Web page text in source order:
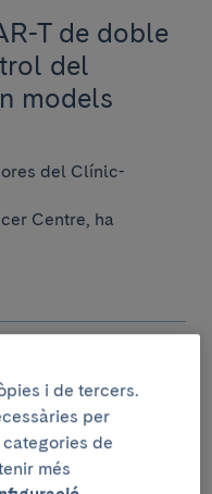
T de doble
del
models
del Clínic-
Centre, ha
de
visites
i de tercers.
per
de
més